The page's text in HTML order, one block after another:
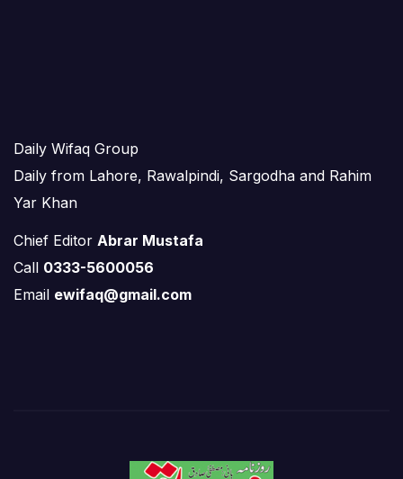
Daily Wifaq Group
Daily from Lahore, Rawalpindi, Sargodha and Rahim
Yar Khan
Chief Editor Abrar Mustafa
Call 0333-5600056
Email ewifaq@gmail.com